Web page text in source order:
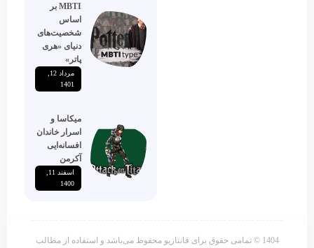
MBTI بر
اساس
شخصیت‌های
دنیای «هری
پاتر»
1401
میکاسا و
اسرار خاندان
افسانه‌ایی
آکرمن
1400
1404 © تمامی حقوق برای فانتازیو محفوظ می‌باشد و استفاده از مطالب